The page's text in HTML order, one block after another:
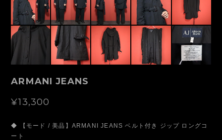
ARMANI JEANS
¥13,300
◆ 【モード / 美品】ARMANI JEANS ベルト付き ジップ ロングコ
ート